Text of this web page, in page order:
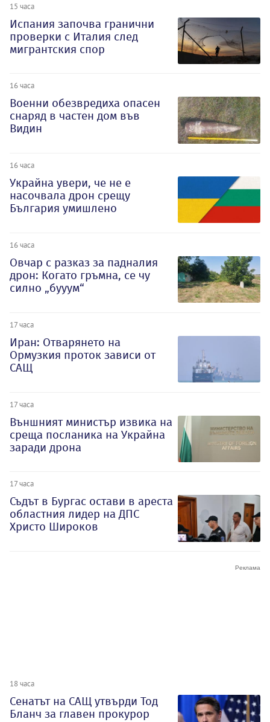
15 часа
Испания започва гранични
проверки с Италия след
мигрантския спор
16 часа
Военни обезвредиха опасен
снаряд в частен дом във
Видин
16 часа
Украйна увери, че не е
насочвала дрон срещу
България умишлено
16 часа
Овчар с разказ за падналия
дрон: Когато гръмна, се чу
силно „бууум“
17 часа
Иран: Отварянето на
Ормузкия проток зависи от
САЩ
17 часа
Външният министър извика на
среща посланика на Украйна
заради дрона
17 часа
Съдът в Бургас остави в ареста
областния лидер на ДПС
Христо Широков
18 часа
Сенатът на САЩ утвърди Тод
Бланч за главен прокурор